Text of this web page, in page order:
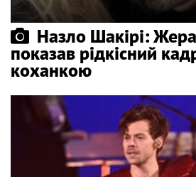
Назло Шакірі:
показав рідкісний
коханкою